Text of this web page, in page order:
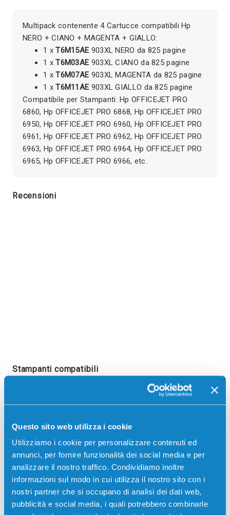
Questo sito web utilizza i cookie
Utilizziamo i cookie per personalizzare contenuti ed
annunci, per fornire funzionalità dei social media e per
analizzare il nostro traffico. Condividiamo inoltre
informazioni sul modo in cui utilizza il nostro sito con i
nostri partner che si occupano di analisi dei dati web,
pubblicità e social media, i quali potrebbero combinarle
Multipack contenente 4 Cartucce compatibili Hp
NERO + CIANO + MAGENTA + GIALLO:
1 xT6M15AE 903XL NERO da 825 pagine
1 xT6M03AE 903XL CIANO da 825 pagine
1 xT6M07AE 903XL MAGENTA da 825 pagine
1 xT6M11AE 903XL GIALLO da 825 pagine
Compatibile per Stampanti: Hp OFFICEJET PRO
6860, Hp OFFICEJET PRO 6868, Hp OFFICEJET PRO
6950, Hp OFFICEJET PRO 6960, Hp OFFICEJET PRO
6961, Hp OFFICEJET PRO 6962, Hp OFFICEJET PRO
6963, Hp OFFICEJET PRO 6964, Hp OFFICEJET PRO
6965, Hp OFFICEJET PRO 6966, etc.
Recensioni
Stampanti compatibili
HpOFFICEJET PRO
HpOFFICEJET PRO